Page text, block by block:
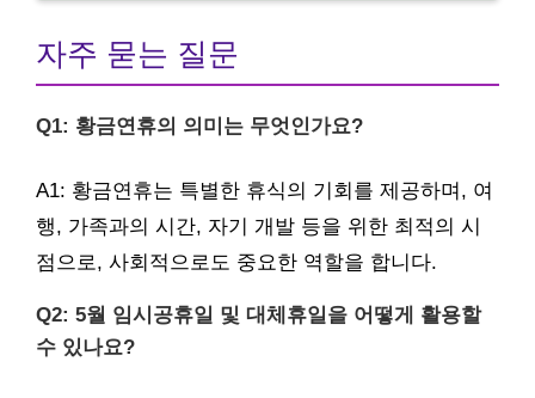
자주 묻는 질문
Q1: 황금연휴의 의미는 무엇인가요?
A1: 황금연휴는 특별한 휴식의 기회를 제공하며, 여
행, 가족과의 시간, 자기 개발 등을 위한 최적의 시
점으로, 사회적으로도 중요한 역할을 합니다.
Q2: 5월 임시공휴일 및 대체휴일을 어떻게 활용할
수 있나요?